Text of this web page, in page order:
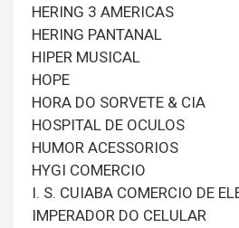
HERING 3 AMERICAS
HERING PANTANAL
HIPER MUSICAL
HOPE
HORA DO SORVETE & CIA
HOSPITAL DE OCULOS
HUMOR ACESSORIOS
HYGI COMERCIO
I. S. CUIABA COMERCIO DE
IMPERADOR DO CELULAR